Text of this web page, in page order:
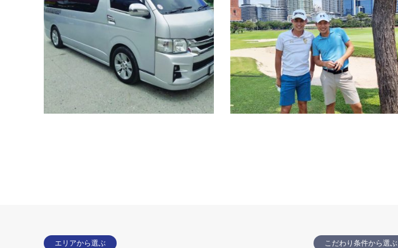
しましたら、左へ進み 7 番出口を出て横断
歩道を渡ってください。弊社の運…
Read more
エリアから選ぶ こだわり条件から選ぶ